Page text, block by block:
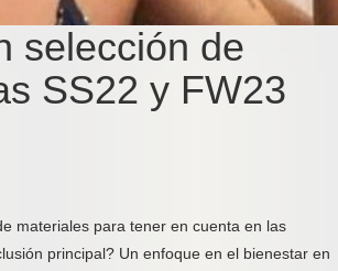
selección de
SS22 y FW23
materiales para tener en cuenta en las
principal? Un enfoque en el bienestar en